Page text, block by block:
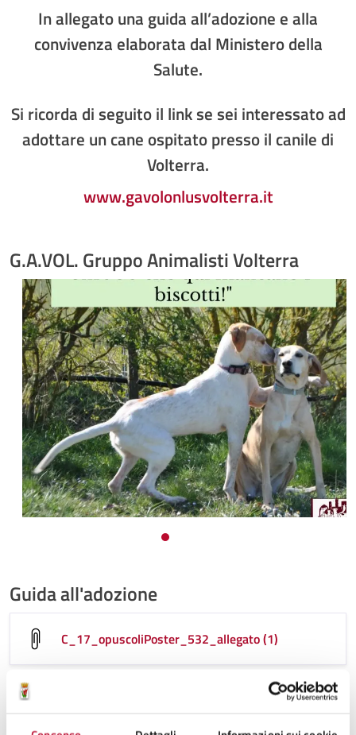
In allegato una guida all’adozione e alla
convivenza elaborata dal Ministero della
Salute.
Si ricorda di seguito il link se sei interessato ad
adottare un cane ospitato presso il canile di
Volterra.
www.gavolonlusvolterra.it
G.A.VOL. Gruppo Animalisti Volterra
Guida all'adozione
C_17_opuscoliPoster_532_allegato (1)